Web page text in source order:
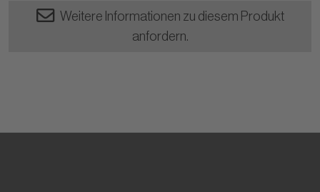
Weitere Informationen zu diesem Produkt
anfordern.